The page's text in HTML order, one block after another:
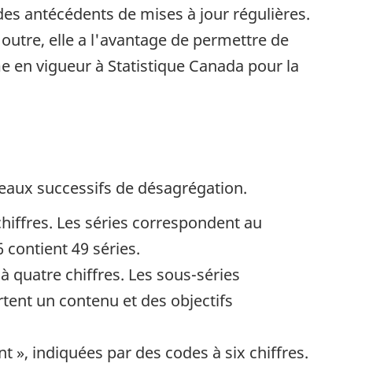
antécédents de mises à jour régulières.
elle a l'avantage de permettre de
en vigueur à Statistique Canada pour la
successifs de désagrégation.
Les séries correspondent au
contient 49 séries.
quatre chiffres. Les sous-séries
un contenu et des objectifs
», indiquées par des codes à six chiffres.